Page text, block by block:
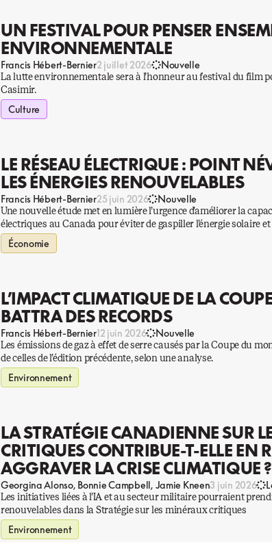
UN FESTIVAL POUR PENSER
ENVIRONNEMENTALE
Francis Hébert-Bernier2 juillet 2026 Nouvelle
La lutte environnementale sera à l’honneur au festival du film
Casimir.
Culture
LE RÉSEAU ÉLECTRIQUE : POINT
LES ÉNERGIES RENOUVELABLES
Francis Hébert-Bernier25 juin 2026 Nouvelle
Une nouvelle étude met en lumière l’urgence d’améliorer la
électriques au Canada pour éviter de gaspiller l’énergie solaire
Économie
L’IMPACT CLIMATIQUE DE LA
BATTRA DES RECORDS
Francis Hébert-Bernier12 juin 2026 Nouvelle
Les émissions de gaz à effet de serre causés par la Coupe du
de celles de l’édition précédente, selon une analyse.
Environnement
LA STRATÉGIE CANADIENNE SUR
CRITIQUES CONTRIBUE-T-ELLE EN
AGGRAVER LA CRISE CLIMATIQUE ?
Georgina Alonso Bonnie Campbell Jamie Kneen3 juin 2026
Les initiatives liées à l’IA et au secteur militaire pourraient
renouvelables dans la Stratégie sur les minéraux critiques
Environnement